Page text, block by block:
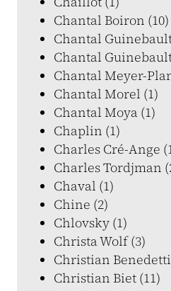
Chantal Boiron (10)
Chantal
Chantal
Chantal Meyer-
Chantal Morel (1)
Chantal Moya (1)
Chaplin (1)
Charles Cré-Ange
Charles Tordjman
Chaval (1)
Chine (2)
Chlovsky (1)
Christa Wolf (3)
Christian
Christian Biet (11)